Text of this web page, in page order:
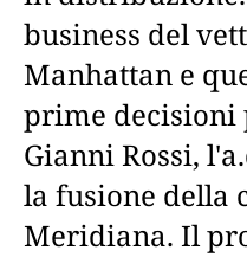
business del
Manhattan e
prime decisioni
Gianni Rossi,
la fusione della
Meridiana. Il